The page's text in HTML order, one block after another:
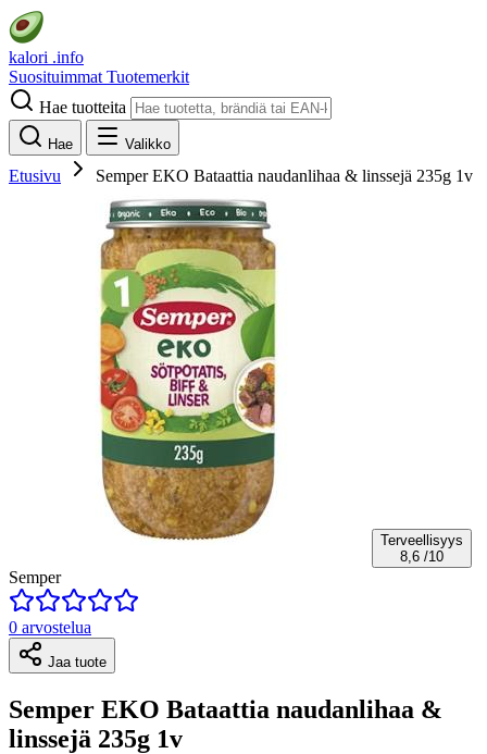
kalori .info
Suosituimmat Tuotemerkit
Hae tuotteita
Hae Valikko
Etusivu Semper EKO Bataattia naudanlihaa & linssejä 235g 1v
Terveellisyys
8,6 /10
Semper
0 arvostelua
Jaa tuote
Semper EKO Bataattia naudanlihaa &
linssejä 235g 1v